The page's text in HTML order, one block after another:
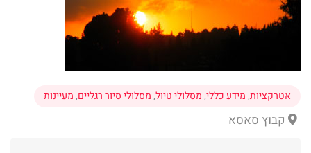
אטרקציות,מידע כללי,מסלולי טיול,מסלולי סיור רגליים,מעיינות
קבוץ סאסא